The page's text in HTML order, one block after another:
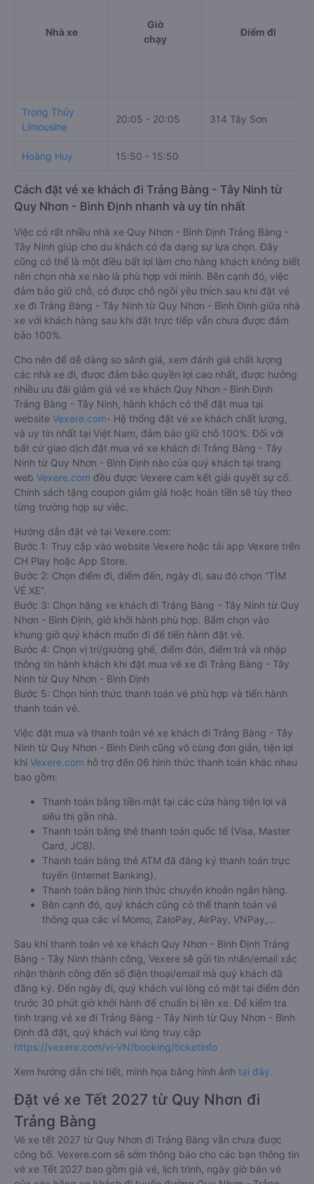
Số điện thoại đặt mua vé xe Quy Nhơn - Bình Định
Trảng Bàng - Tây Ninh:1900 888684
Bảng tổng hợp thông tin
Nhà xe
Giờ
chạy
Điểm đi
Trọng Thủy
Limousine
20:05 - 20:05 314 Tây Sơn
Hoàng Huy 15:50 - 15:50
Cách đặt vé xe khách đi Trảng Bàng - Tây Ninh từ
Quy Nhơn - Bình Định nhanh và uy tín nhất
Việc có rất nhiều nhà xe Quy Nhơn - Bình Định Trảng Bàng -
Tây Ninh giúp cho du khách có đa dạng sự lựa chọn. Đây
cũng có thể là một điều bất lợi làm cho hàng khách không biết
nên chọn nhà xe nào là phù hợp với mình. Bên cạnh đó, việc
đảm bảo giữ chỗ, có được chỗ ngồi yêu thích sau khi đặt vé
xe đi Trảng Bàng - Tây Ninh từ Quy Nhơn - Bình Định giữa nhà
xe với khách hàng sau khi đặt trực tiếp vẫn chưa được đảm
bảo 100%.
Cho nên để dễ dàng so sánh giá, xem đánh giá chất lượng
các nhà xe đi, được đảm bảo quyền lợi cao nhất, được hưởng
nhiều ưu đãi giảm giá vé xe khách Quy Nhơn - Bình Định
Trảng Bàng - Tây Ninh, hành khách có thể đặt mua tại
websiteVexere.com- Hệ thống đặt vé xe khách chất lượng,
và uy tín nhất tại Việt Nam, đảm bảo giữ chỗ 100%. Đối với
bất cứ giao dịch đặt mua vé xe khách đi Trảng Bàng - Tây
Ninh từ Quy Nhơn - Bình Định nào của quý khách tại trang
web Vexere.comđều được Vexere cam kết giải quyết sự cố.
Chính sách tặng coupon giảm giá hoặc hoàn tiền sẽ tùy theo
từng trường hợp sự việc.
Hướng dẫn đặt vé tại Vexere.com:
Bước 1: Truy cập vào website Vexere hoặc tải app Vexere trên
CH Play hoặc App Store.
Bước 2: Chọn điểm đi, điểm đến, ngày đi, sau đó chọn “TÌM
Bước 3: Chọn hãng xe khách đi Trảng Bàng - Tây Ninh từ Quy
Nhơn - Bình Định, giờ khởi hành phù hợp. Bấm chọn vào
khung giờ quý khách muốn đi để tiến hành đặt vé.
Bước 4: Chọn vị trí/giường ghế, điểm đón, điểm trả và nhập
thông tin hành khách khi đặt mua vé xe đi Trảng Bàng - Tây
Ninh từ Quy Nhơn - Bình Định
Bước 5: Chọn hình thức thanh toán vé phù hợp và tiến hành
thanh toán vé.
Việc đặt mua và thanh toán vé xe khách đi Trảng Bàng - Tây
Ninh từ Quy Nhơn - Bình Định cũng vô cùng đơn giản, tiện lợi
khi Vexere.com hỗ trợ đến 06 hình thức thanh toán khác nhau
bao gồm:
Thanh toán bằng tiền mặt tại các cửa hàng tiện lợi và
siêu thị gần nhà.
Thanh toán bằng thẻ thanh toán quốc tế (Visa, Master
Card, JCB).
Thanh toán bằng thẻ ATM đã đăng ký thanh toán trực
tuyến (Internet Banking).
Thanh toán bằng hình thức chuyển khoản ngân hàng.
Bên cạnh đó, quý khách cũng có thể thanh toán vé
thông qua các ví Momo, ZaloPay, AirPay, VNPay,…
Sau khi thanh toán vé xe khách Quy Nhơn - Bình Định Trảng
Bàng - Tây Ninh thành công, Vexere sẽ gửi tin nhắn/email xác
nhận thành công đến số điện thoại/email mà quý khách đã